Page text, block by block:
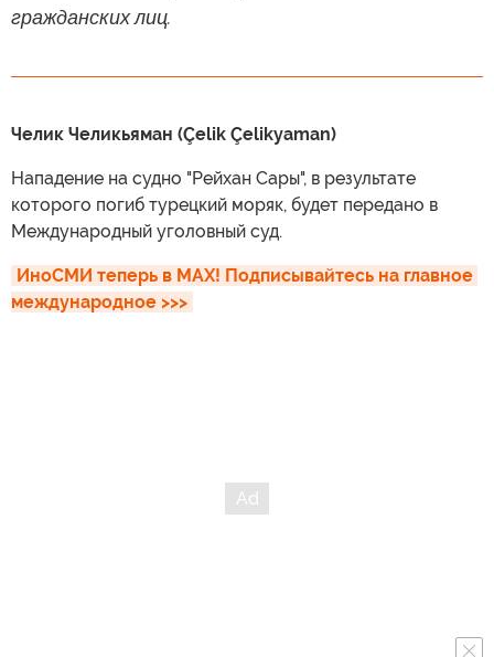
гражданских лиц.
Челик Челикьяман (Çelik Çelikyaman)
Нападение на судно "Рейхан Сары", в результате
которого погиб турецкий моряк, будет передано в
Международный уголовный суд.
ИноСМИ теперь в MAX! Подписывайтесь на главное
международное >>>